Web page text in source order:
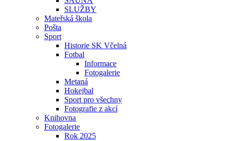
SLUŽBY
Mateřská škola
Pošta
Sport
Historie SK Včelná
Fotbal
Informace
Fotogalerie
Metaná
Hokejbal
Sport pro všechny
Fotografie z akcí
Knihovna
Fotogalerie
Rok 2025